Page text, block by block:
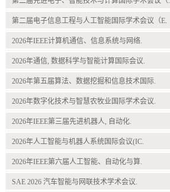
第二届电子信息工程与人工智能国际学术会议（E.
2026年IEEE计算机通信、信息系统与网络.
2026年通信, 数据科学与智能计算国际会议.
2026年第五届算法、数据挖掘和信息技术国际.
2026年数字化技术与智慧农牧业国际学术会议.
2026年IEEE第三届先进机器人, 自动化.
2026年人工智能与机器人系统国际会议(IC.
2026年IEEE第六届人工智能、自动化与算.
SAE 2026 汽车智能与网联技术学术会议.